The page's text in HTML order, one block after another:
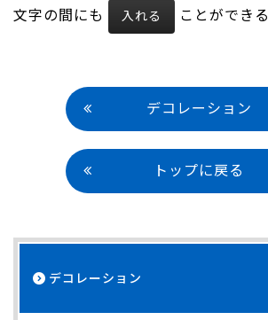
文字の間にも 入れる ことができる
デコレーション
トップに戻る
デコレーション